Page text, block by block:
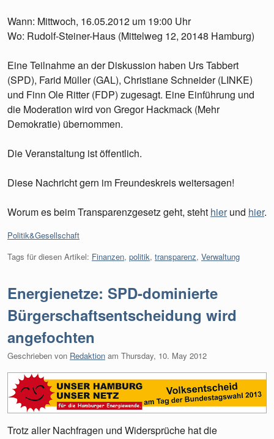
Wann: Mittwoch, 16.05.2012 um 19:00 Uhr
Wo: Rudolf-Steiner-Haus (Mittelweg 12, 20148 Hamburg)
Eine Teilnahme an der Diskussion haben Urs Tabbert
(SPD), Farid Müller (GAL), Christiane Schneider (LINKE)
und Finn Ole Ritter (FDP) zugesagt. Eine Einführung und
die Moderation wird von Gregor Hackmack (Mehr
Demokratie) übernommen.
Die Veranstaltung ist öffentlich.
Diese Nachricht gern im Freundeskreis weitersagen!
Worum es beim Transparenzgesetz geht, steht hierund hier.
Kategorien:
Politik&Gesellschaft
Tags für diesen Artikel: Finanzen, politik, transparenz, Verwaltung
Energienetze: SPD-dominierte
Bürgerschaftsentscheidung wird
angefochten
Geschrieben von Redaktion am Thursday, 10. May 2012
Trotz aller Nachfragen und Widersprüche hat die